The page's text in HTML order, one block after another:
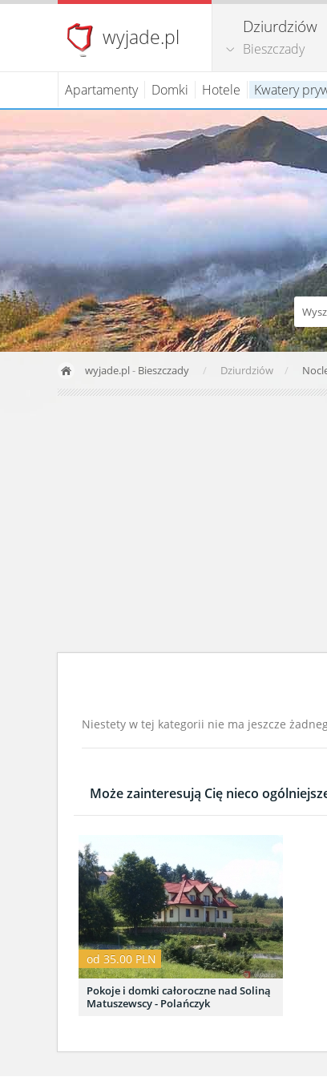
wyjade.pl Dziurdziów
Bieszczady
Apartamenty Domki Hotele Kwatery
wyjade.pl- Bieszczady Dziurdziów
Niestety w tej kategorii nie ma jeszcze
Może zainteresują Cię nieco
od 35.00 PLN
Pokoje i domki całoroczne nad Soliną
Matuszewscy - Polańczyk